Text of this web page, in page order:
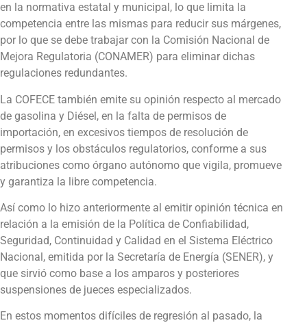
en la normativa estatal y municipal, lo que limita la
competencia entre las mismas para reducir sus márgenes,
por lo que se debe trabajar con la Comisión Nacional de
Mejora Regulatoria (CONAMER) para eliminar dichas
regulaciones redundantes.
La COFECE también emite su opinión respecto al mercado
de gasolina y Diésel, en la falta de permisos de
importación, en excesivos tiempos de resolución de
permisos y los obstáculos regulatorios, conforme a sus
atribuciones como órgano autónomo que vigila, promueve
y garantiza la libre competencia.
Así como lo hizo anteriormente al emitir opinión técnica en
relación a la emisión de la Política de Confiabilidad,
Seguridad, Continuidad y Calidad en el Sistema Eléctrico
Nacional, emitida por la Secretaría de Energía (SENER), y
que sirvió como base a los amparos y posteriores
suspensiones de jueces especializados.
En estos momentos difíciles de regresión al pasado, la